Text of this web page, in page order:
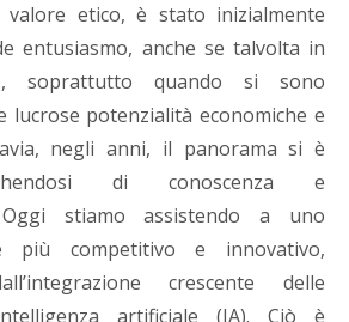
valore etico, è stato inizialmente
entusiasmo, anche se talvolta in
soprattutto quando si sono
lucrose potenzialità economiche e
negli anni, il panorama si è
di conoscenza e
Oggi stiamo assistendo a uno
più competitivo e innovativo,
crescente delle
artificiale (IA). Ciò è